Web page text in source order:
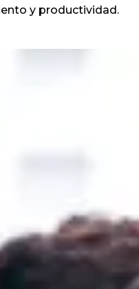
y productividad.